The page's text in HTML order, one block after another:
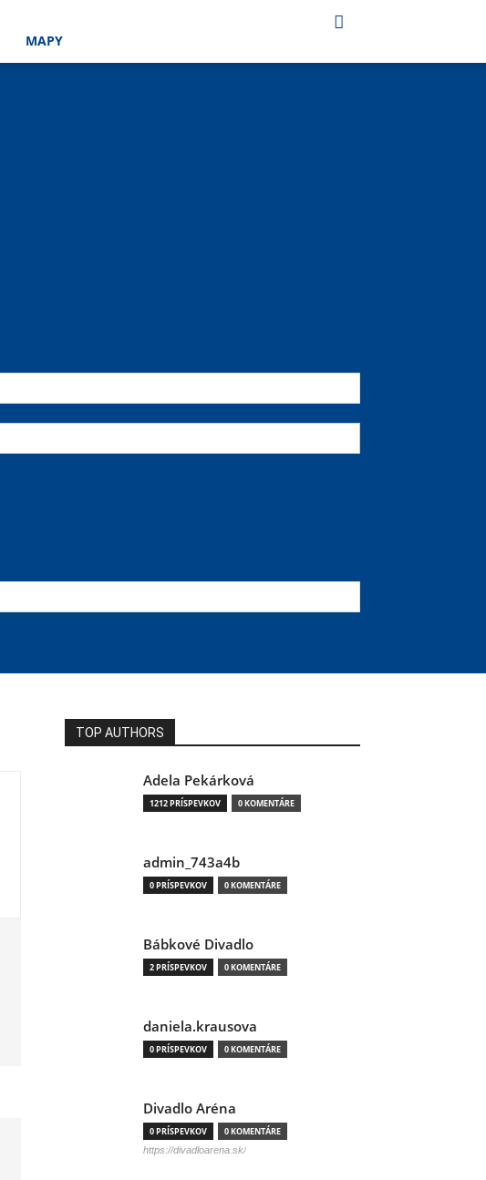
MAPY
TOP AUTHORS
Adela Pekárková
1212 PRÍSPEVKOV 0 KOMENTÁRE
admin_743a4b
0 PRÍSPEVKOV 0 KOMENTÁRE
Bábkové Divadlo
2 PRÍSPEVKOV 0 KOMENTÁRE
daniela.krausova
0 PRÍSPEVKOV 0 KOMENTÁRE
Divadlo Aréna
0 PRÍSPEVKOV 0 KOMENTÁRE
https://divadloarena.sk/